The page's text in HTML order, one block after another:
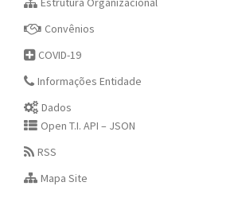
Convênios
COVID-19
Informações Entidade
Dados
Open T.I. API – JSON
RSS
Mapa Site